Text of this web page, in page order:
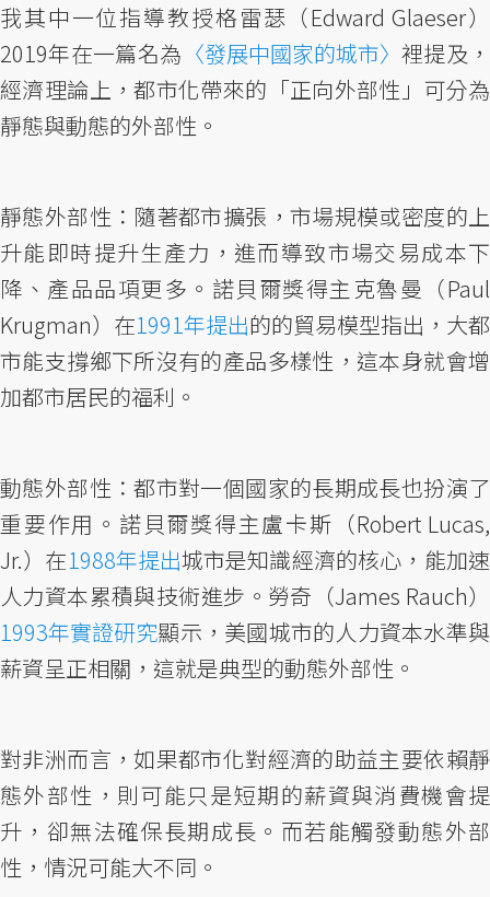
我其中一位指導教授格雷瑟（Edward Glaeser）
2019年在一篇名為 〈發展中國家的城市〉 裡提及，
經濟理論上，都市化帶來的「正向外部性」可分為
靜態與動態的外部性。
靜態外部性：隨著都市擴張，市場規模或密度的上
升能即時提升生產力，進而導致市場交易成本下
降、產品品項更多。諾貝爾獎得主克魯曼（Paul
Krugman）在1991年提出的的貿易模型指出，大都
市能支撐鄉下所沒有的產品多樣性，這本身就會增
加都市居民的福利。
動態外部性：都市對一個國家的長期成長也扮演了
重要作用。諾貝爾獎得主盧卡斯（Robert Lucas,
Jr.）在1988年提出城市是知識經濟的核心，能加速
人力資本累積與技術進步。勞奇（James Rauch）
1993年實證研究顯示，美國城市的人力資本水準與
薪資呈正相關，這就是典型的動態外部性。
對非洲而言，如果都市化對經濟的助益主要依賴靜
態外部性，則可能只是短期的薪資與消費機會提
升，卻無法確保長期成長。而若能觸發動態外部
性，情況可能大不同。